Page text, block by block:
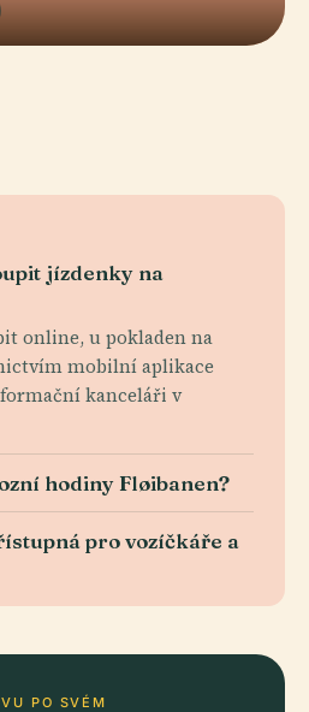
jízdenky na
online, u pokladen na
mobilní aplikace
kanceláři v
hodiny Fløibanen?
pro vozíčkáře a
PO SVÉM